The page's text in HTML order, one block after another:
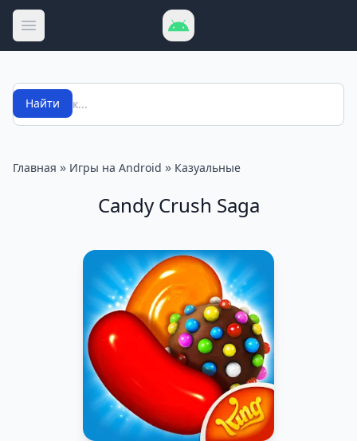
Открыть меню
Поиск
Найти
Главная » Игры на Android » Казуальные
Candy Crush Saga